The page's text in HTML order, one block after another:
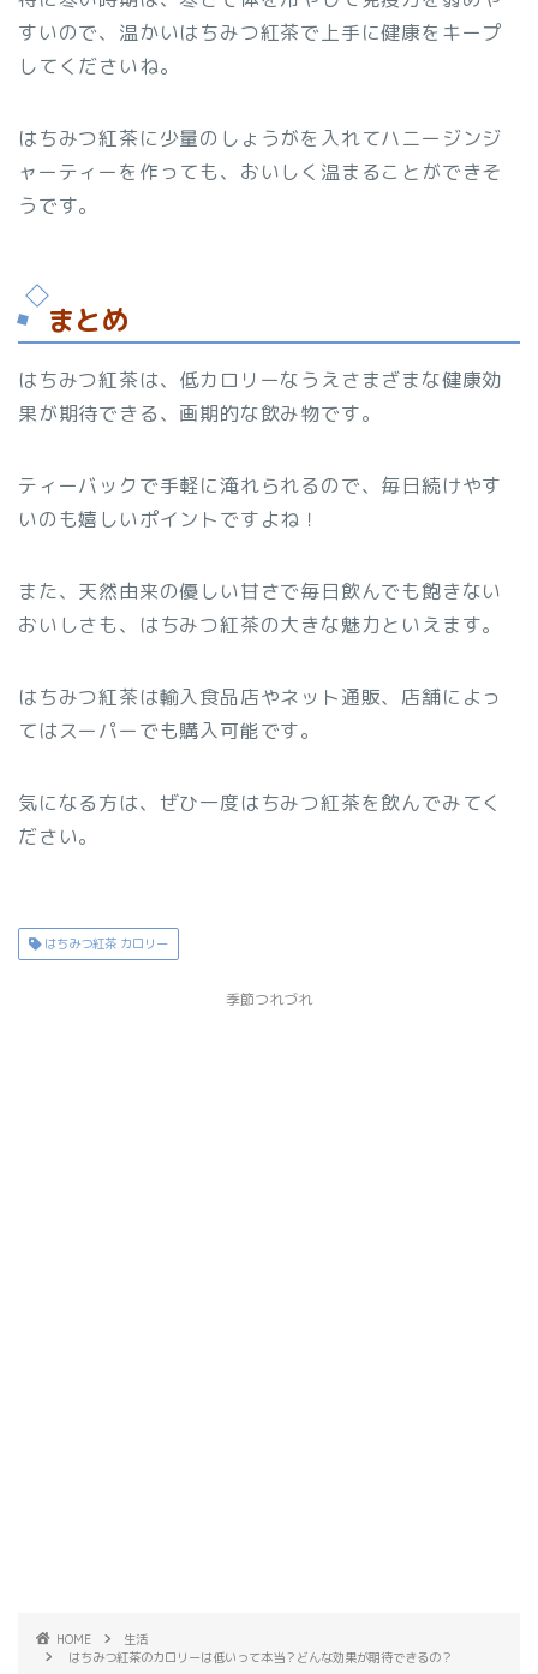
すいので、温かいはちみつ紅茶で上手に健康をキープ
してくださいね。
はちみつ紅茶に少量のしょうがを入れてハニージンジ
ャーティーを作っても、おいしく温まることができそ
うです。
まとめ
はちみつ紅茶は、低カロリーなうえさまざまな健康効
果が期待できる、画期的な飲み物です。
ティーバックで手軽に淹れられるので、毎日続けやす
いのも嬉しいポイントですよね！
また、天然由来の優しい甘さで毎日飲んでも飽きない
おいしさも、はちみつ紅茶の大きな魅力といえます。
はちみつ紅茶は輸入食品店やネット通販、店舗によっ
てはスーパーでも購入可能です。
気になる方は、ぜひ一度はちみつ紅茶を飲んでみてく
ださい。
はちみつ紅茶 カロリー
季節つれづれ
HOME
生活
はちみつ紅茶のカロリーは低いって本当？どんな効果が期待できるの？